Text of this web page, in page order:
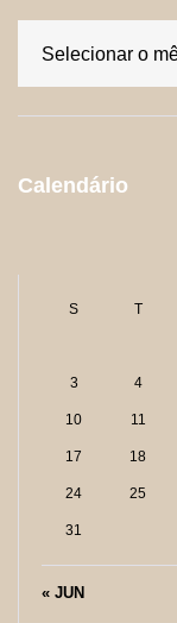
Calendário
S T
« JUN
3 4
10 11
17 18
24 25
31